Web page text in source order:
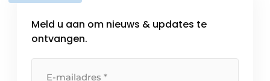
Meld u aan om nieuws & updates te
ontvangen.